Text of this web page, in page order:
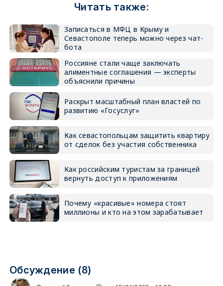
Читать также:
Записаться в МФЦ в Крыму и
Севастополе теперь можно через чат-
бота
Россияне стали чаще заключать
алиментные соглашения — эксперты
объяснили причины
Раскрыт масштабный план властей по
развитию «Госуслуг»
Как севастопольцам защитить квартиру
от сделок без участия собственника
Как российским туристам за границей
вернуть доступ к приложениям
Почему «красивые» номера стоят
миллионы и кто на этом зарабатывает
Обсуждение (8)